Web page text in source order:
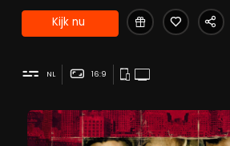
Kijk nu
NL 16:9